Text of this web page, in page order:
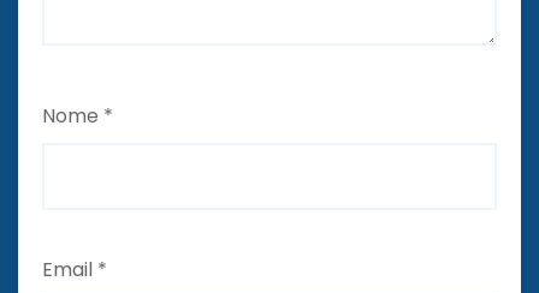
Nome *
Email *